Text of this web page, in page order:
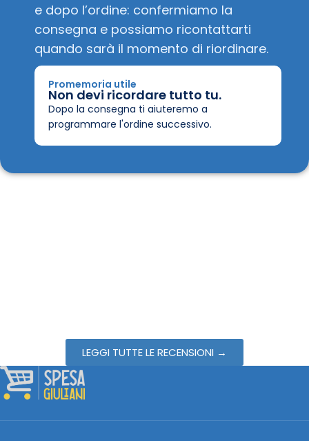
e dopo l’ordine: confermiamo la
consegna e possiamo ricontattarti
quando sarà il momento di riordinare.
Promemoria utile
Non devi ricordare tutto tu.
Dopo la consegna ti aiuteremo a
programmare l'ordine successivo.
LEGGI TUTTE LE RECENSIONI →